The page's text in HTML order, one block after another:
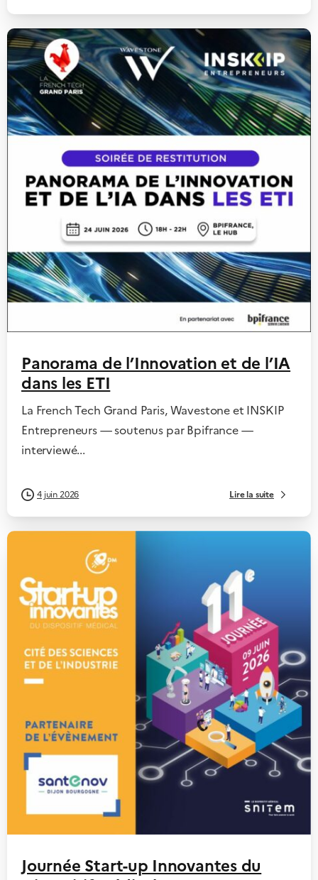
Panorama de l’Innovation et de l’IA
dans les ETI
La French Tech Grand Paris, Wavestone et INSKIP
Entrepreneurs — soutenus par Bpifrance —
interviewé...
4 juin 2026 Lire la suite
Journée Start-up Innovantes du